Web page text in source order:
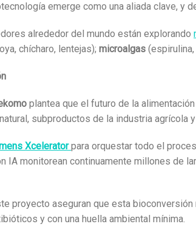
emerge como una aliada clave, y
alrededor del mundo están explorando
chícharo, lentejas); microalgas
plantea que el futuro de la
subproductos de la industria
Xceleratorpara orquestar todo el
IA monitorean continuamente millones de
proyecto aseguran que esta
y con una huella ambiental mínima.